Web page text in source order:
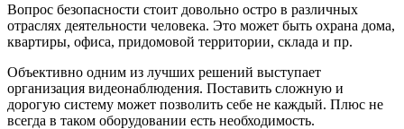
Вопрос безопасности стоит довольно остро в различных
отраслях деятельности человека. Это может быть охрана дома,
квартиры, офиса, придомовой территории, склада и пр.
Объективно одним из лучших решений выступает
организация видеонаблюдения. Поставить сложную и
дорогую систему может позволить себе не каждый. Плюс не
всегда в таком оборудовании есть необходимость.